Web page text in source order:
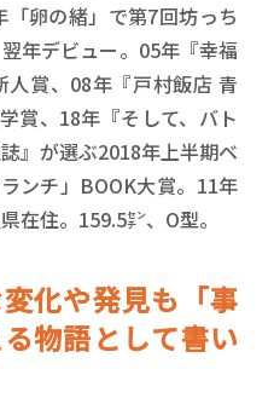
卵の緒」で第7回坊っち
年デビュー。05年『幸福
賞、08年『戸村飯店 青
賞、18年『そして、バト
』が選ぶ2018年上半期ベ
ンチ」BOOK大賞。11年
在住。159.5㌢、O型。
化や発見も「事
物語として書い